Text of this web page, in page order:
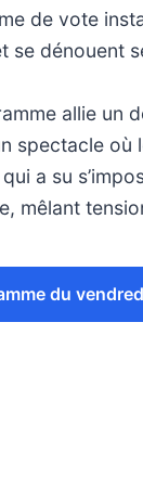
de vote
se dénouent
allie un
spectacle où
a su
mêlant
du